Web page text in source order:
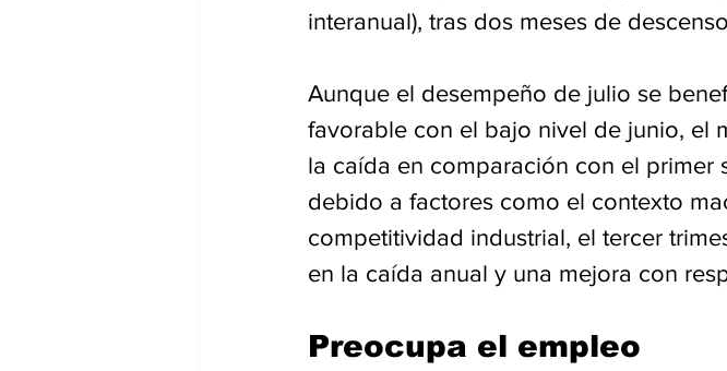
interanual), tras dos meses de
Aunque el desempeño de julio se
favorable con el bajo nivel de junio, el
la caída en comparación con el primer
debido a factores como el contexto
competitividad industrial, el tercer
en la caída anual y una mejora con
Preocupa el empleo